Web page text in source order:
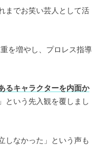
までお笑い芸人として活
を増やし、プロレス指導
るキャラクターを内面か
という先入観を覆しまし
しなかった」という声も